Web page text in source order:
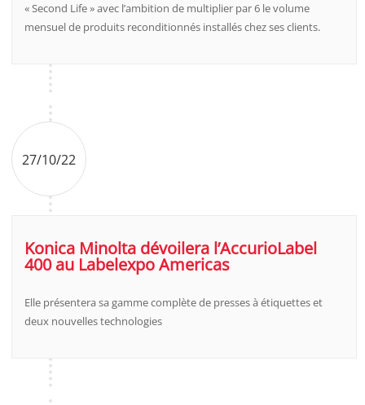
« Second Life » avec l’ambition de multiplier par 6 le volume
mensuel de produits reconditionnés installés chez ses clients.
27/10/22
Konica Minolta dévoilera l’AccurioLabel
400 au Labelexpo Americas
Elle présentera sa gamme complète de presses à étiquettes et
deux nouvelles technologies